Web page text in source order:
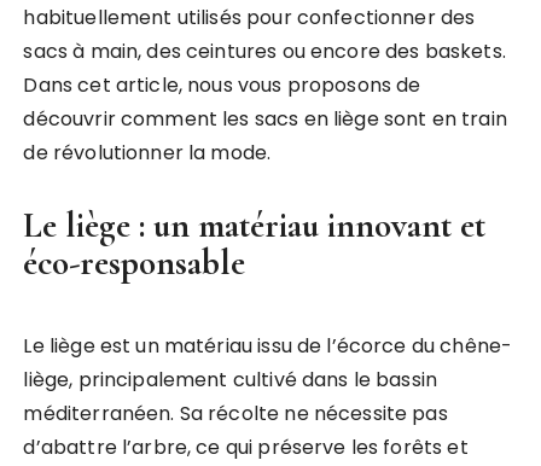
habituellement utilisés pour confectionner des
sacs à main, des ceintures ou encore des baskets.
Dans cet article, nous vous proposons de
découvrir comment les sacs en liège sont en train
de révolutionner la mode.
Le liège : un matériau innovant et
éco-responsable
Le liège est un matériau issu de l’écorce du chêne-
liège, principalement cultivé dans le bassin
méditerranéen. Sa récolte ne nécessite pas
d’abattre l’arbre, ce qui préserve les forêts et